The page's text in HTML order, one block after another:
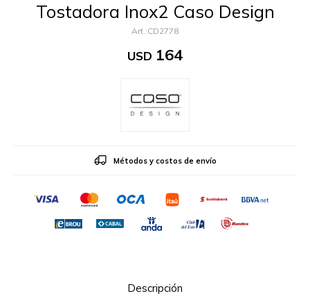
Tostadora Inox2 Caso Design
CD2778
USD 164
Métodos y costos de envío
Descripción